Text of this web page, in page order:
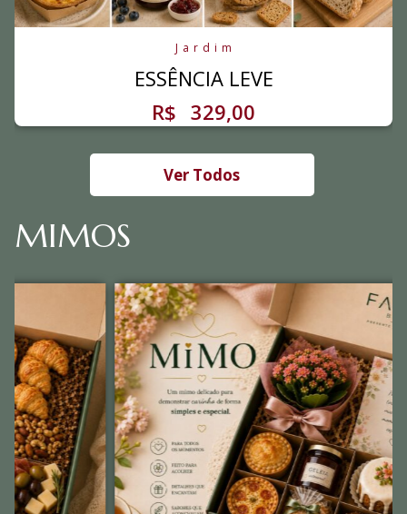
Jardim
ESSÊNCIA LEVE
R$ 329,00
Ver Todos
MIMOS